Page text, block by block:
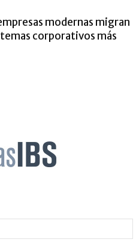
modernas migran
corporativos más